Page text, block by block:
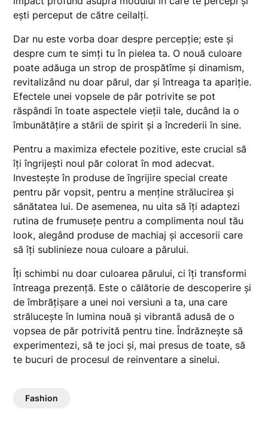
ești perceput de către ceilalți.
Dar nu este vorba doar despre percepție; este și
despre cum te simți tu în pielea ta. O nouă culoare
poate adăuga un strop de prospătîme și dinamism,
revitalizând nu doar părul, dar și întreaga ta apariție.
Efectele unei vopsele de păr potrivite se pot
răspândi în toate aspectele vieții tale, ducând la o
îmbunătățire a stării de spirit și a încrederii în sine.
Pentru a maximiza efectele pozitive, este crucial să
îți îngrijești noul păr colorat în mod adecvat.
Investește în produse de îngrijire special create
pentru păr vopsit, pentru a menține strălucirea și
sănătatea lui. De asemenea, nu uita să îți adaptezi
rutina de frumusețe pentru a complimenta noul tău
look, alegând produse de machiaj și accesorii care
să îți sublinieze noua culoare a părului.
Îți schimbi nu doar culoarea părului, ci îți transformi
întreaga prezență. Este o călătorie de descoperire și
de îmbrățișare a unei noi versiuni a ta, una care
strălucește în lumina nouă și vibrantă adusă de o
vopsea de păr potrivită pentru tine. Îndrăznește să
experimentezi, să te joci și, mai presus de toate, să
te bucuri de procesul de reinventare a sinelui.
Fashion